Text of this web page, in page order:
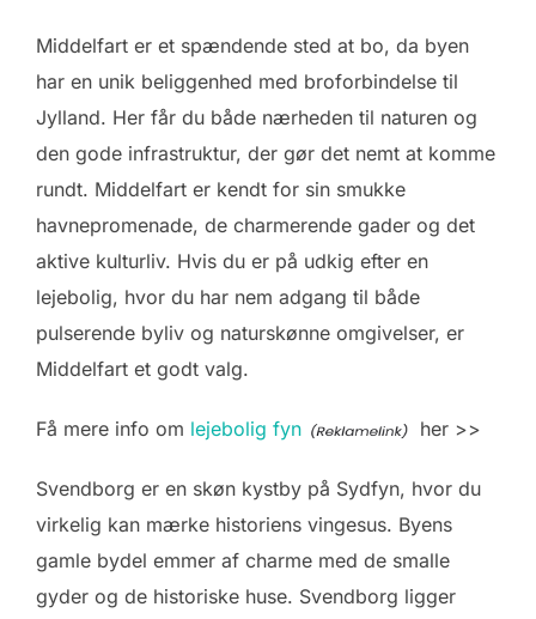
Middelfart er et spændende sted at bo, da byen
har en unik beliggenhed med broforbindelse til
Jylland. Her får du både nærheden til naturen og
den gode infrastruktur, der gør det nemt at komme
rundt. Middelfart er kendt for sin smukke
havnepromenade, de charmerende gader og det
aktive kulturliv. Hvis du er på udkig efter en
lejebolig, hvor du har nem adgang til både
pulserende byliv og naturskønne omgivelser, er
Middelfart et godt valg.
Få mere info om lejebolig fyn her >>
Svendborg er en skøn kystby på Sydfyn, hvor du
virkelig kan mærke historiens vingesus. Byens
gamle bydel emmer af charme med de smalle
gyder og de historiske huse. Svendborg ligger